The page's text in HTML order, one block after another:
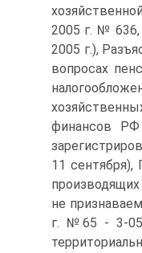
2005 г. № 636,
2005 г.),
вопросах
финансов
11
не
г. №65 - 3-05/